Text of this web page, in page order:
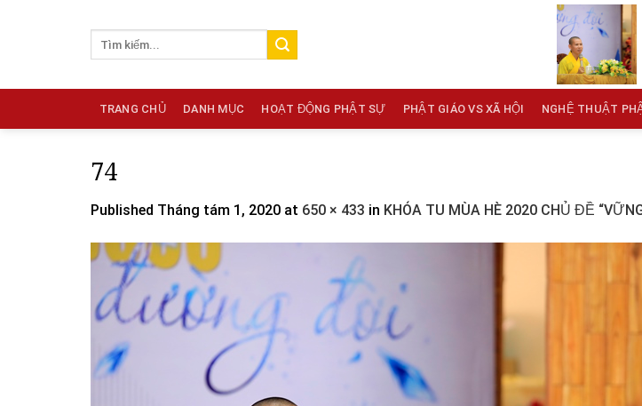
TRANG CHỦ DANH MỤC HOẠT ĐỘNG PHẬT SỰ PHẬT GIÁO VS XÃ HỘI NGHỆ THUẬT
74
Published Tháng tám 1, 2020 at 650 × 433 in KHÓA TU MÙA HÈ 2020 CHỦ ĐỀ